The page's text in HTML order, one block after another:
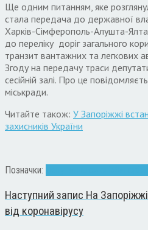
Ще одним питанням, яке
стала передача до державної
Харків-Сімферополь-Алушта-
до переліку доріг загального
транзит вантажних та легкових
Згоду на передачу траси
сесійній залі. Про це
міськради.
Читайте також: У Запоріжжі
захисників України
Позначки:
Наступний запис На
від коронавірусу